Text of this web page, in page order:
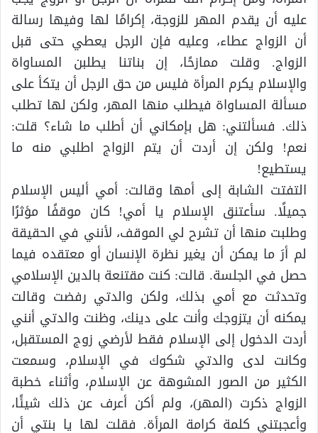
عليه أن يقدم المهر للزوجة، إكرامًا لها وفيها رسالة
أن الزواج عطاء، وعليه فإن الرجل يعطي حتى قبل
الزواج. وقلت ممازحًا، إن بناتنا يطلبن المساواة
والإسلام يكرم المرأة فليس من حق الرجل أن يتكأ على
مسألة المساواة فيطلب منها المهر، ولكن لها تطلب
ذلك. ‏فسألتني: هل بإمكاني أن أطلب ما شاء؟ قلت:
نعم! ولكن إن أردت أن يتم الزواج اطلبي منه ما
يستطيع!
‏التفتت الشابة إلى أمها وقالت: أمي أليس الإسلام
جميلًا. سأعتنق الإسلام يا أمي! ‏كان موقفًا مؤثرًا
وطلبت منها أن تشرح لي الموقف، لأنني في الحقيقة
لم أرَ ما يمكن أن يغير نظرة الإنسان أو معتقده فيما
حصل في الجلسة. قالت: كنت مقتنعة بالدين الإسلامي
وتحدثت مع أمي بذلك، ولكن والدتي رفضت وقالت
يمكنه أن يتزوجك وأنت على دينك، وظنت والدتي أنني
أردت الدخول إلى الإسلام فقط لأرضي زوج المستقبل،
وكانت لدى والدتي شكوك في الإسلام، وسمعت
الكثير من الصور المشوهة عن الإسلام، وأثناء خطبة
الزواج ذكرت (المهر)، ولم أكن أعرف عن ذلك شيئًا،
وأعجبتني كلمة كرامة المرأة. فقلت لها يا بنتي أن